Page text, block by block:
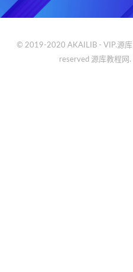
© 2019-2020 AKAILIB - VIP.源库
reserved 源库教程网.